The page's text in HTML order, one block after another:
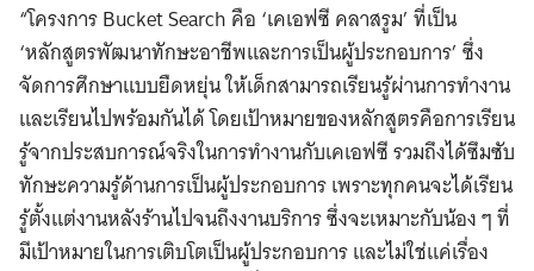
“โครงการ Bucket Search คือ ‘เคเอฟซี คลาสรูม’ ที่เป็น
‘หลักสูตรพัฒนาทักษะอาชีพและการเป็นผู้ประกอบการ’ ซึ่ง
จัดการศึกษาแบบยืดหยุ่น ให้เด็กสามารถเรียนรู้ผ่านการทำงาน
และเรียนไปพร้อมกันได้ โดยเป้าหมายของหลักสูตรคือการเรียน
รู้จากประสบการณ์จริงในการทำงานกับเคเอฟซี รวมถึงได้ซึมซับ
ทักษะความรู้ด้านการเป็นผู้ประกอบการ เพราะทุกคนจะได้เรียน
รู้ตั้งแต่งานหลังร้านไปจนถึงงานบริการ ซึ่งจะเหมาะกับน้อง ๆ ที่
มีเป้าหมายในการเติบโตเป็นผู้ประกอบการ และไม่ใช่แค่เรื่อง